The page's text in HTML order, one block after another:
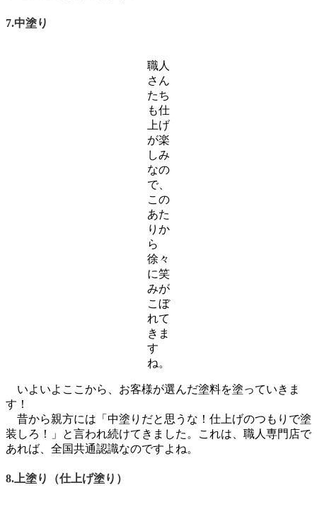
7.中塗り
職人
さん
たち
も仕
上げ
が楽
しみ
なの
で、
この
あた
りか
ら
徐々
に笑
みが
こぼ
れて
きま
す
ね。
いよいよここから、お客様が選んだ塗料を塗っていきま
す！
昔から親方には「中塗りだと思うな！仕上げのつもりで塗
装しろ！」と言われ続けてきました。これは、職人専門店で
あれば、全国共通認識なのですよね。
8.上塗り（仕上げ塗り）